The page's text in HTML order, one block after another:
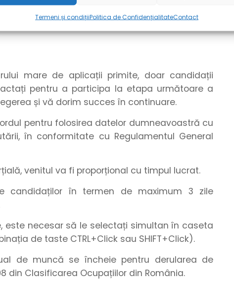
Termeni și condițiiPolitica de ConfidențialitateContact
postului și de numărul candidaturilor primite.
anunțul anterior termenului-limită, în cazul
mare de aplicații primite, doar candidații
pentru a participa la etapa următoare a
și vă dorim succes în continuare.
pentru folosirea datelor dumneavoastră cu
în conformitate cu Regulamentul General
venitul va fi proporțional cu timpul lucrat.
candidaților în termen de maximum 3 zile
necesar să le selectați simultan în caseta
de taste CTRL+Click sau SHIFT+Click).
de muncă se încheie pentru derularea de
din Clasificarea Ocupațiilor din România.